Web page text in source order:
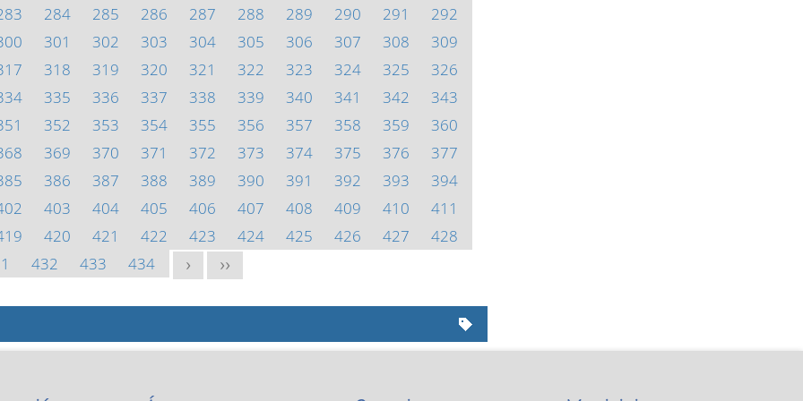
284 285 286 287 288 289 290 291
292
301 302 303 304 305 306 307 308
309
318 319 320 321 322 323 324 325
326
335 336 337 338 339 340 341 342
343
352 353 354 355 356 357 358 359
360
369 370 371 372 373 374 375 376
377
386 387 388 389 390 391 392 393
394
403 404 405 406 407 408 409 410
411
420 421 422 423 424 425 426 427
428
432 433 434 > >>